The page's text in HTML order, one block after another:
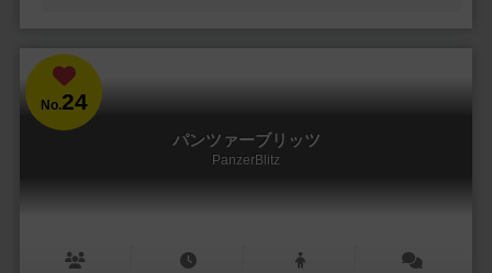
No.24
パンツァーブリッツ
PanzerBlitz